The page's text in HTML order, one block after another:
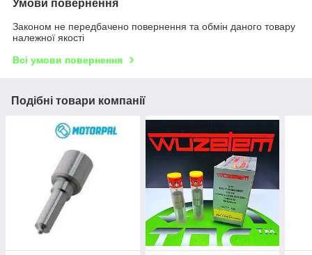
Умови повернення
Законом не передбачено повернення та обмін даного товару
належної якості
Всі умови повернення
Подібні товари компанії